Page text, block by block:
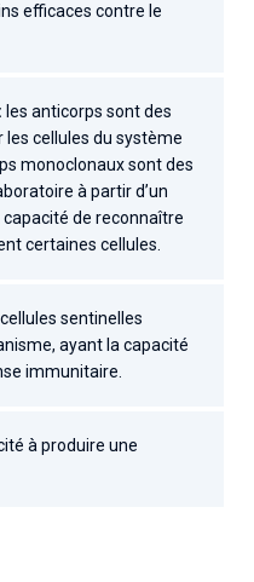
efficaces contre le
les anticorps sont des
cellules du système
monoclonaux sont des
à partir d’un
capacité de reconnaître
certaines cellules.
cellules sentinelles
ayant la capacité
immunitaire.
à produire une